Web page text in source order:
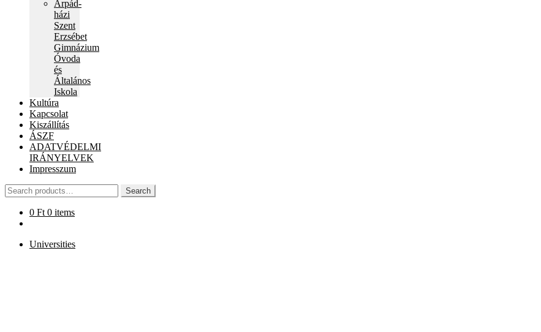
child
Árpád-
házi
Szent
Erzsébet
Gimnázium
Óvoda
és
Általános
Iskola
Kultúra
Kapcsolat
Kiszállítás
ÁSZF
ADATVÉDELMI
IRÁNYELVEK
Impresszum
Search
for:
Search
0 Ft 0 items
Universities